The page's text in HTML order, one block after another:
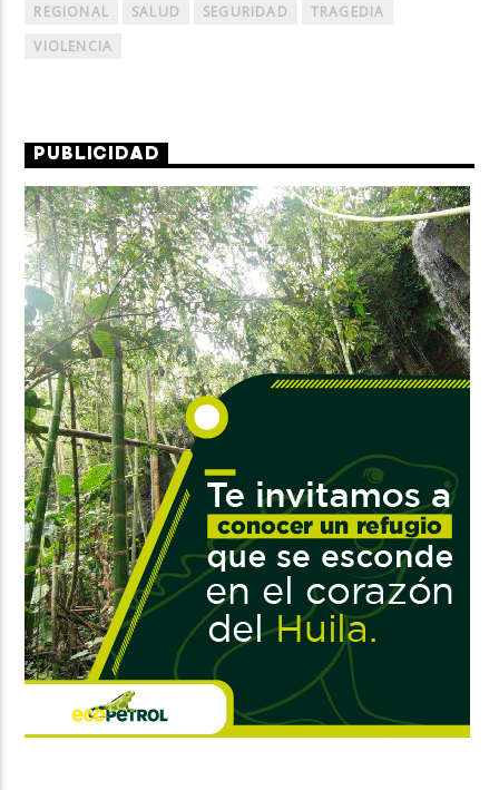
REGIONAL
SALUD SEGURIDAD
TRAGEDIA
VIOLENCIA
PUBLICIDAD